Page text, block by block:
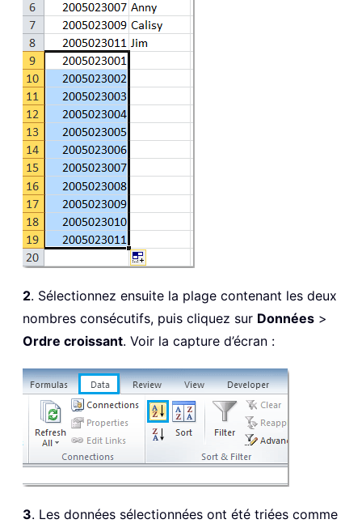
2. Sélectionnez ensuite la plage contenant les deux
nombres consécutifs, puis cliquez sur Données >
Ordre croissant. Voir la capture d’écran :
3. Les données sélectionnées ont été triées comme